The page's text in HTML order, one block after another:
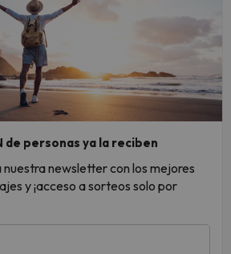
de personas ya la reciben
newsletter con los mejores
y ¡acceso a sorteos solo por